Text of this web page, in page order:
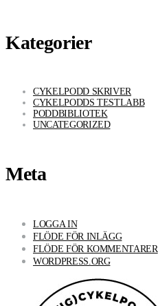
Kategorier
CYKELPODD SKRIVER
CYKELPODDS TESTLABB
PODDBIBLIOTEK
UNCATEGORIZED
Meta
LOGGA IN
FLÖDE FÖR INLÄGG
FLÖDE FÖR KOMMENTARER
WORDPRESS.ORG